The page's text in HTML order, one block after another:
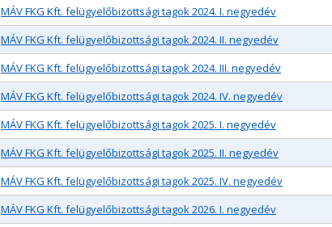
MÁV FKG Kft. felügyelőbizottsági tagok 2024. I. negyedév
MÁV FKG Kft. felügyelőbizottsági tagok 2024. II. negyedév
MÁV FKG Kft. felügyelőbizottsági tagok 2024. III. negyedév
MÁV FKG Kft. felügyelőbizottsági tagok 2024. IV. negyedév
MÁV FKG Kft. felügyelőbizottsági tagok 2025. I. negyedév
MÁV FKG Kft. felügyelőbizottsági tagok 2025. II. negyedév
MÁV FKG Kft. felügyelőbizottsági tagok 2025. IV. negyedév
MÁV FKG Kft. felügyelőbizottsági tagok 2026. I. negyedév